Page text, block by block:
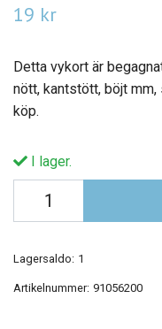
19 kr
Detta vykort är
nött, kantstött, böjt mm,
köp.
I lager.
Lagersaldo: 1
Artikelnummer: 91056200